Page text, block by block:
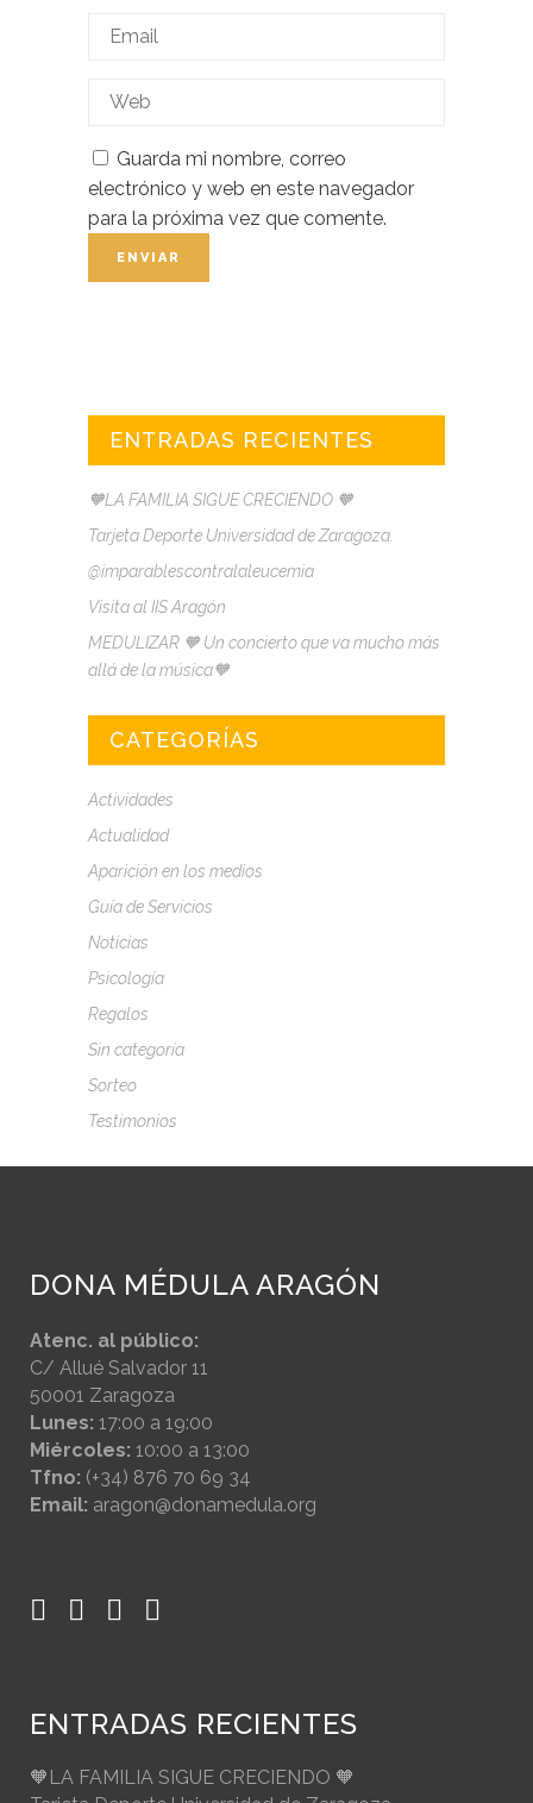
Guarda mi nombre, correo
electrónico y web en este navegador
para la próxima vez que comente.
ENTRADAS RECIENTES
🧡LA FAMILIA SIGUE CRECIENDO 🧡
Tarjeta Deporte Universidad de Zaragoza.
@imparablescontralaleucemia
Visita al IIS Aragón
MEDULIZAR 🧡 Un concierto que va mucho más
allá de la música🧡
CATEGORÍAS
Actividades
Actualidad
Aparición en los medios
Guía de Servicios
Noticias
Psicología
Regalos
Sin categoría
Sorteo
Testimonios
DONA MÉDULA ARAGÓN
Atenc. al público:
C/ Allué Salvador 11
50001 Zaragoza
Lunes: 17:00 a 19:00
Miércoles: 10:00 a 13:00
Tfno: (+34) 876 70 69 34
Email: aragon@donamedula.org
ENTRADAS RECIENTES
🧡LA FAMILIA SIGUE CRECIENDO 🧡